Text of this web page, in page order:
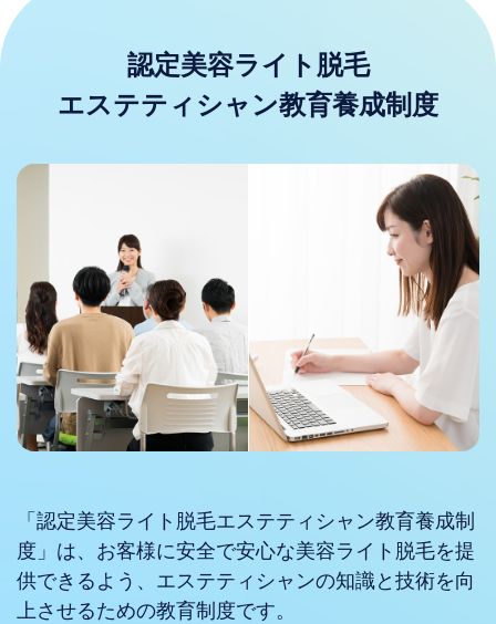
認定美容ライト脱毛
エステティシャン教育養成制度
「認定美容ライト脱毛エステティシャン教育養成制
度」は、お客様に安全で安心な美容ライト脱毛を提
供できるよう、エステティシャンの知識と技術を向
上させるための教育制度です。